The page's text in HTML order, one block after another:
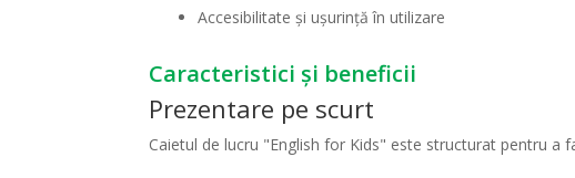
Accesibilitate și ușurință în utilizare
Caracteristici și beneficii
Prezentare pe scurt
Caietul de lucru "English for Kids" este structurat pentru a